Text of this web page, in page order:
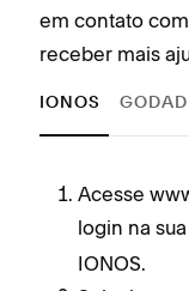
em contato
receber mais
IONOS
Acesse
login na
IONOS.